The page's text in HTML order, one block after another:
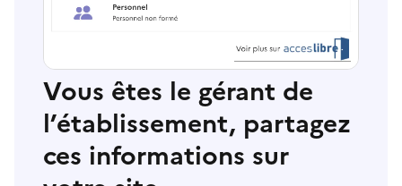
Vous êtes le gérant de
l’établissement, partagez
ces informations sur